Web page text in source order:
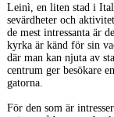
Leinì, en liten stad i
sevärdheter och
de mest intressanta är
kyrka är känd för sin
där man kan njuta av
centrum ger besökare
gatorna.
För den som är